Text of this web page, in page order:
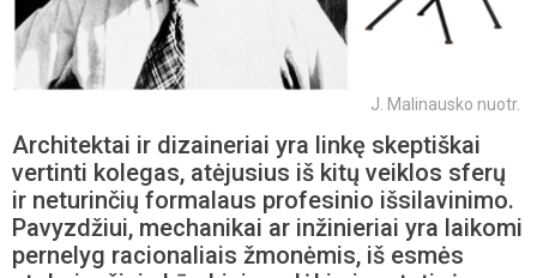
J. Malinausko nuotr.
Architektai ir dizaineriai yra linkę skeptiškai
vertinti kolegas, atėjusius iš kitų veiklos sferų
ir neturinčių formalaus profesinio išsilavinimo.
Pavyzdžiui, mechanikai ar inžinieriai yra laikomi
pernelyg racionaliais žmonėmis, iš esmės